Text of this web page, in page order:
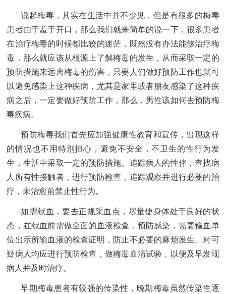
说起梅毒，其实在生活中并不少见，但是有很多的梅毒
患者由于羞于开口，那么我们就来简单的说一下，很多患者
在治疗梅毒的时候都比较的迷茫，既然没有办法能够治疗梅
毒，那么就应该从根源上了解梅毒的发生，从而采取一定的
预防措施来远离梅毒的伤害，只要人们做好预防工作也就可
以避免感染上这种疾病，尤其是家里或者朋友感染了这种疾
病之后，一定要做好预防工作，那么，男性该如何去预防梅
毒疾病。
预防梅毒我们首先应加强健康性教育和宣传，出现这样
的情况也不用特别担心，避免不安全，不卫生的性行为发
生，生活中采取一定的预防措施。追踪病人的性伴，查找病
人所有性接触者，进行预防检查，追踪观察并进行必要的治
疗，未治愈前禁止性行为。
如需献血，要去正规采血点，尽量使身体处于良好的状
态，在献血前需做全面的血液检查，预防感染，需要输血单
位出示所输血液的检查证明，防止不必要的麻烦发生。对可
疑病人均应进行预防检查，做梅毒血清试验，以便及早发现
病人并及时治疗。
早期梅毒患者有较强的传染性，晚期梅毒虽然传染性逐